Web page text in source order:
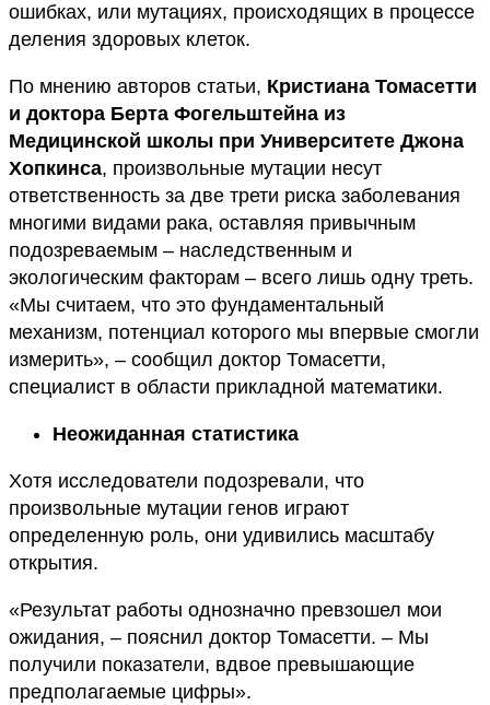
ошибках, или мутациях, происходящих в процессе
деления здоровых клеток.
По мнению авторов статьи, Кристиана Томасетти
и доктора Берта Фогельштейна из
Медицинской школы при Университете Джона
Хопкинса, произвольные мутации несут
ответственность за две трети риска заболевания
многими видами рака, оставляя привычным
подозреваемым – наследственным и
экологическим факторам – всего лишь одну треть.
«Мы считаем, что это фундаментальный
механизм, потенциал которого мы впервые смогли
измерить», – сообщил доктор Томасетти,
специалист в области прикладной математики.
Неожиданная статистика
Хотя исследователи подозревали, что
произвольные мутации генов играют
определенную роль, они удивились масштабу
открытия.
«Результат работы однозначно превзошел мои
ожидания, – пояснил доктор Томасетти. – Мы
получили показатели, вдвое превышающие
предполагаемые цифры».